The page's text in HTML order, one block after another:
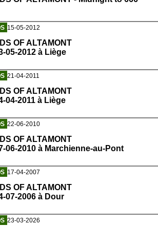
15-05-2012
OF ALTAMONT
05-2012 à Liège
21-04-2011
OF ALTAMONT
04-2011 à Liège
22-06-2010
OF ALTAMONT
06-2010 à Marchienne-au-Pont
17-04-2007
OF ALTAMONT
07-2006 à Dour
23-03-2026